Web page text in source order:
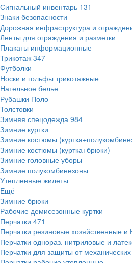
Сигнальный инвентарь 131
Знаки безопасности
Дорожная инфраструктура и
Ленты для ограждения и разметки
Плакаты информационные
Трикотаж 347
Футболки
Носки и гольфы трикотажные
Нательное белье
Рубашки Поло
Толстовки
Зимняя спецодежда 984
Зимние куртки
Зимние костюмы
Зимние костюмы (куртка+брюки)
Зимние головные уборы
Зимние полукомбинезоны
Утепленные жилеты
Ещё
Зимние брюки
Рабочие демисезонные куртки
Перчатки 471
Перчатки резиновые хозяйственные
Перчатки однораз. нитриловые и
Перчатки для защиты от